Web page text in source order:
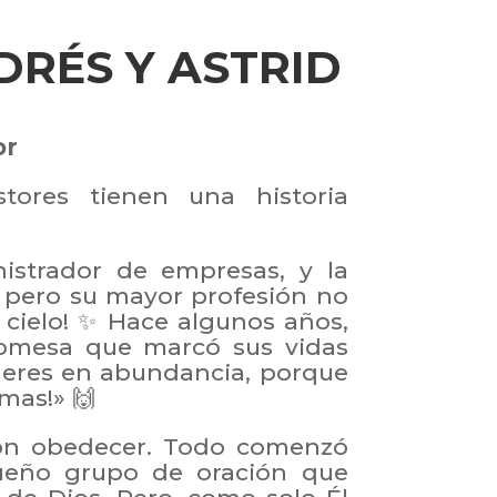
Y ASTRID
tienen una historia
de empresas, y la
su mayor profesión no
✨ Hace algunos años,
que marcó sus vidas
en abundancia, porque
🙌
obedecer. Todo comenzó
grupo de oración que